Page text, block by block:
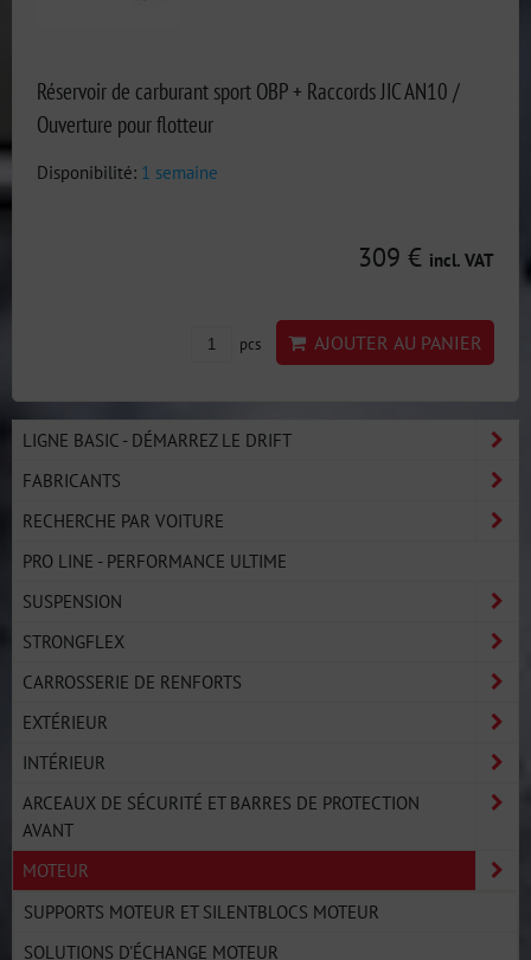
Réservoir de carburant sport OBP + Raccords JIC AN10 /
Ouverture pour flotteur
Disponibilité: 1 semaine
309 € incl. VAT
pcs AJOUTER AU PANIER
LIGNE BASIC - DÉMARREZ LE DRIFT
FABRICANTS
RECHERCHE PAR VOITURE
PRO LINE - PERFORMANCE ULTIME
SUSPENSION
STRONGFLEX
CARROSSERIE DE RENFORTS
EXTÉRIEUR
INTÉRIEUR
ARCEAUX DE SÉCURITÉ ET BARRES DE PROTECTION
AVANT
MOTEUR
SUPPORTS MOTEUR ET SILENTBLOCS MOTEUR
SOLUTIONS D'ÉCHANGE MOTEUR